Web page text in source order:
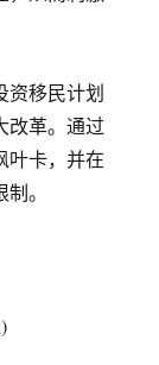
移民计划
改革。通过
叶卡，并在
。